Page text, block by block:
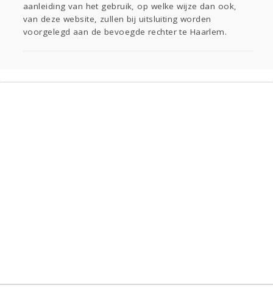
aanleiding van het gebruik, op welke wijze dan ook,
van deze website, zullen bij uitsluiting worden
voorgelegd aan de bevoegde rechter te Haarlem.